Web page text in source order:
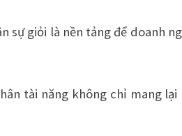
sự giỏi là nền tảng để doanh
tài năng không chỉ mang